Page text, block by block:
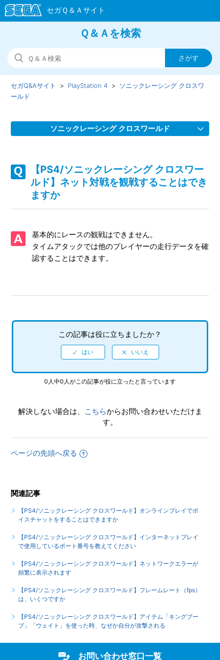
Ｑ＆Ａを検索
セガQ&Aサイト PlayStation 4
ソニックレーシング クロスワ
ールド
ソニックレーシング クロスワールド
組んでゲームが進行しない場合があります
【PS4/ソニックレーシング クロスワールド】フェスタが開
催されない、フェスタのタイムスケジュールがおかしい
ますか
【PS4/ソニックレーシング クロスワールド】CNTやONTの
【PS4/ソニックレーシング クロスワールド】Steam／Epic
Games Store 版の問い合わせ先はどこですか
【PS4/ソニックレーシング クロスワールド】取扱説明書
（マニュアル）はありますか
ゲーム画面写真を、動画サイト／SNS等で公開してもいいで
【PS4/ソニックレーシング クロスワールド】ゲームが難し
いのですが、何かコツはありませんか
対応していますか（制限されている機能はありますか）
もっと見る
【PS4/ソニックレーシング クロスワー
ルド】ネット対戦を観戦することはでき
ますか
基本的にレースの観戦はできません。
タイムアタックでは他のプレイヤーの走行データを確
認することはできます。
この記事は役に立ちましたか？
0人中0人がこの記事が役に立ったと言っています
解決しない場合は、 こちらからお問い合わせいただけま
す。
ページの先頭へ戻る
関連記事
【PS4/ソニックレーシング クロスワールド】オンラインプレイでボ
イスチャットをすることはできますか
【PS4/ソニックレーシング クロスワールド】インターネットプレイ
で使用しているポート番号を教えてください
【PS4/ソニックレーシング クロスワールド】ネットワークエラーが
頻繁に表示されます
【PS4/ソニックレーシング クロスワールド】フレームレート（fps）
は、いくつですか
【PS4/ソニックレーシング クロスワールド】アイテム「キングブー
ブ」「ウェイト」を使った時、なぜか自分が攻撃される
お問い合わせ窓口一覧